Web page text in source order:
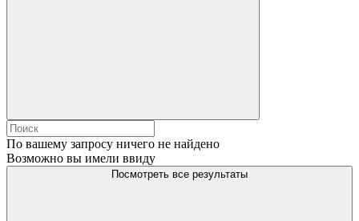
По вашему запросу ничего не найдено
Возможно вы имели ввиду
Посмотреть все результаты